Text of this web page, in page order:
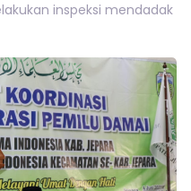
inspeksi mendadak